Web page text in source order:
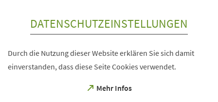
DATENSCHUTZEINSTELLUNGEN
Durch die Nutzung dieser Website erklären Sie sich damit
einverstanden, dass diese Seite Cookies verwendet.
Mehr Infos
(Öffnet